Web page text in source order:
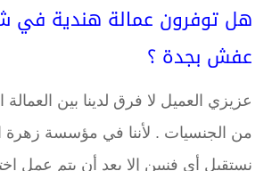
هل توفرون عمالة هندية في
عفش بجدة ؟
عزيزي العميل لا فرق لدينا بين العمالة
من الجنسيات . لأننا في مؤسسة زهرة
نستقبل أي فنيين إلا بعد أن يتم عمل